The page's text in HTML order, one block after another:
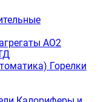
АО2
Горелки